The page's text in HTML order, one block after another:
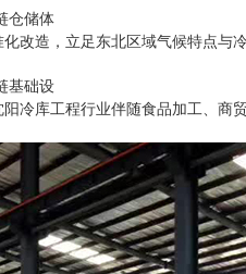
仓储体
改造，立足东北区域气候特点与
基础设
冷库工程行业伴随食品加工、商